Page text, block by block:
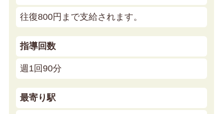
往復800円まで支給されます。
指導回数
週1回90分
最寄り駅